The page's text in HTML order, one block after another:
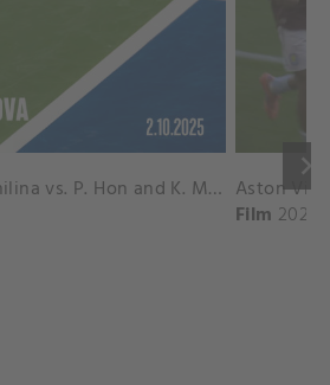
keyboard_arrow_right
A. Krunic and A. Danilina vs. P. Hon and K. Muchova Match Highlights - BEIJING_Capital Group Diamond ( October 02, 2025)
Film 2026